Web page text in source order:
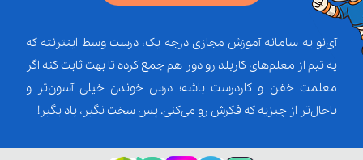
آی‌نو یه سامانه آموزش مجازی درجه یک، درست وسط اینترنته که
یه تیم از معلم‌‌های کاربلد رو دور هم جمع کرده تا بهت ثابت کنه اگر
معلمت خفن و کاردرست باشه؛ درس خوندن خیلی آسون‌تر و
باحال‌تر از چیزیه که فکرش رو می‌کنی. پس سخت نگیر، یاد بگیر!